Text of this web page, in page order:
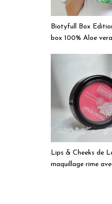
Biotyfull Box
box 100% Aloe vera
Lips & Cheeks de
maquillage rime